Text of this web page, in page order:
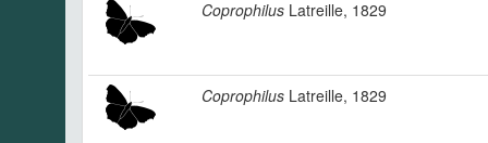
Coprophilus Latreille, 1829
Coprophilus Latreille, 1829